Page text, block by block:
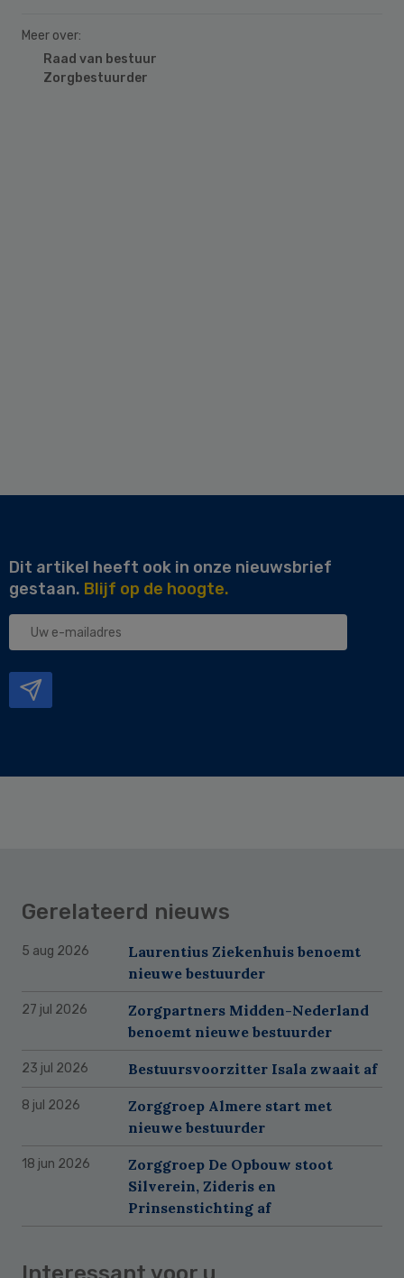
Meer over:
Raad van bestuur
Zorgbestuurder
Dit artikel heeft ook in onze nieuwsbrief
gestaan. Blijf op de hoogte.
Uw
Gerelateerd nieuws
5 aug 2026
Laurentius Ziekenhuis benoemt
nieuwe bestuurder
27 jul 2026
Zorgpartners Midden-Nederland
benoemt nieuwe bestuurder
23 jul 2026 Bestuursvoorzitter Isala zwaait af
8 jul 2026
Zorggroep Almere start met
nieuwe bestuurder
18 jun 2026
Zorggroep De Opbouw stoot
Silverein, Zideris en
Prinsenstichting af